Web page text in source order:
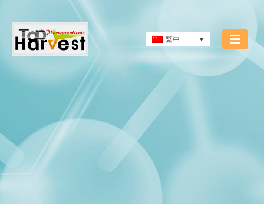
繁中